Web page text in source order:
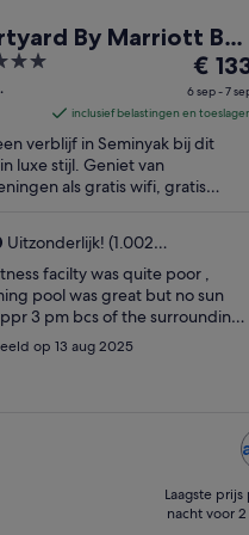
By Marriott Bali
Resort
De
prijs
is
€ 133
nacht
tot
7
€
6 sep - 7
inclusief belastingen en
verblijf in Seminyak bij dit
luxe stijl. Geniet van
als gratis wifi, gratis
Uitzonderlijk! (1.002
facilty was quite poor ,
pool was great but no sun
3 pm bcs of the surrounding
op 13 aug 2025
Laagste
nacht voor